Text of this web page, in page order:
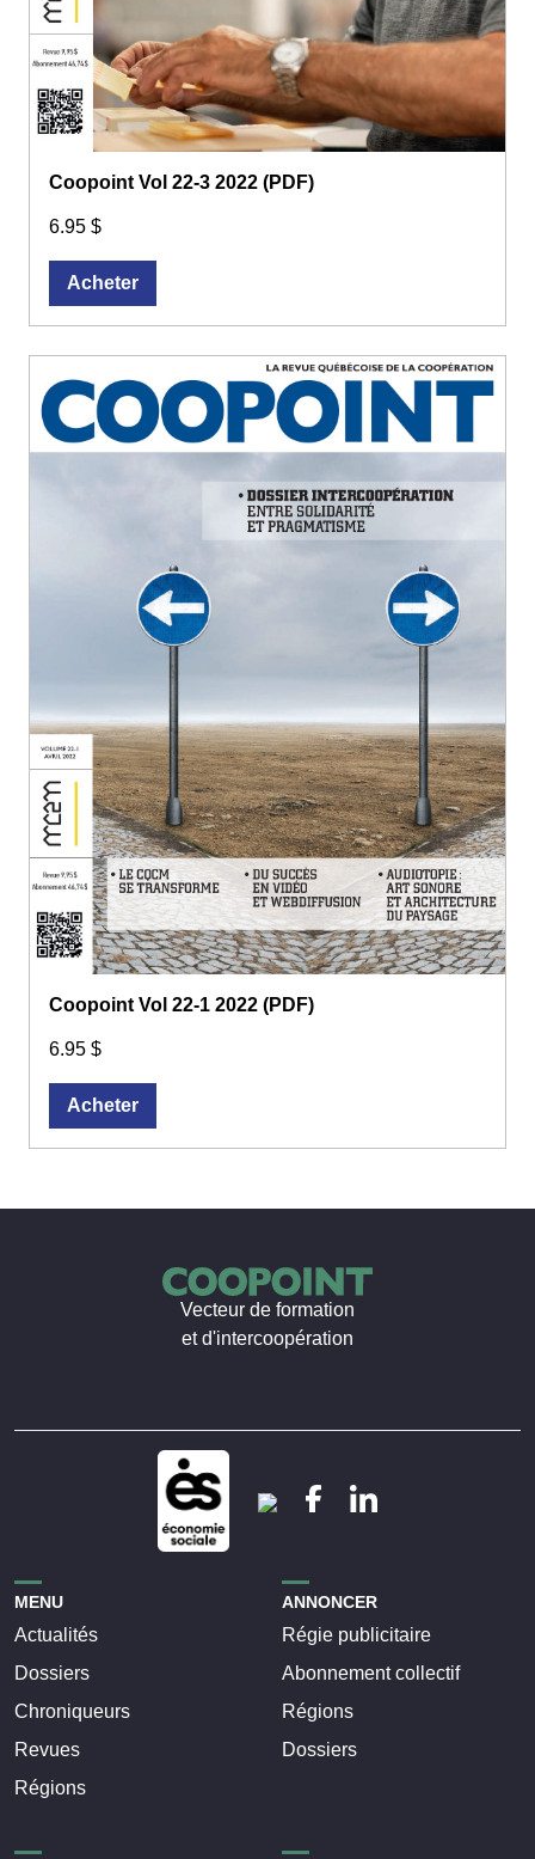
Coopoint Vol 22-3 2022 (PDF)
6.95 $
Acheter
Coopoint Vol 22-1 2022 (PDF)
6.95 $
Acheter
Vecteur de formation
et d'intercoopération
MENU
Actualités
Dossiers
Chroniqueurs
Revues
Régions
ANNONCER
Régie publicitaire
Abonnement collectif
Régions
Dossiers